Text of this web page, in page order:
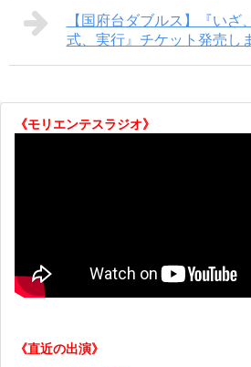
【国府台ダブルス】『いざ
式、実行』チケット発売し
《モリエンテスラジオ》
《直近の出演》